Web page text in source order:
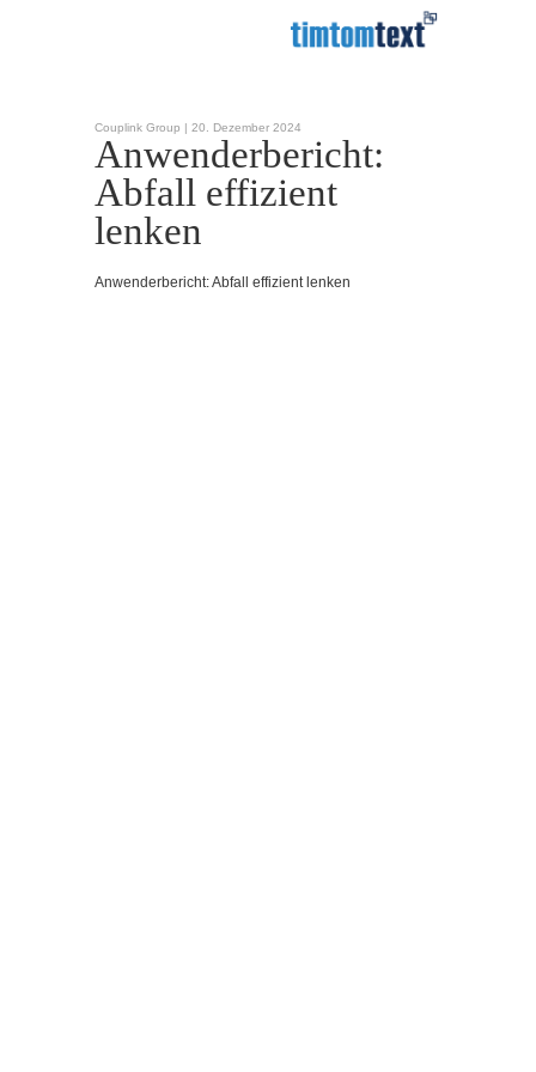
Couplink Group | 20. Dezember 2024
Anwenderbericht:
Abfall effizient
lenken
Anwenderbericht: Abfall effizient lenken